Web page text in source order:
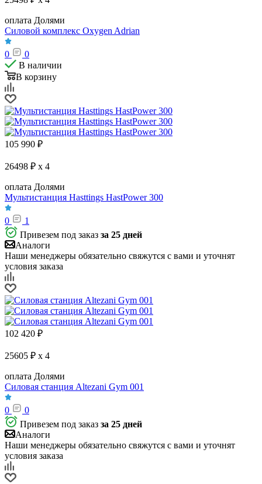
оплата Долями
Силовой комплекс Oxygen Adrian
0
0
В наличии
В корзину
105 990 ₽
26498 ₽ x 4
оплата Долями
Мультистанция Hasttings HastPower 300
0
1
Привезем под заказ за 25 дней
Аналоги
Наши менеджеры обязательно свяжутся с вами и уточнят
условия заказа
102 420 ₽
25605 ₽ x 4
оплата Долями
Силовая станция Altezani Gym 001
0
0
Привезем под заказ за 25 дней
Аналоги
Наши менеджеры обязательно свяжутся с вами и уточнят
условия заказа